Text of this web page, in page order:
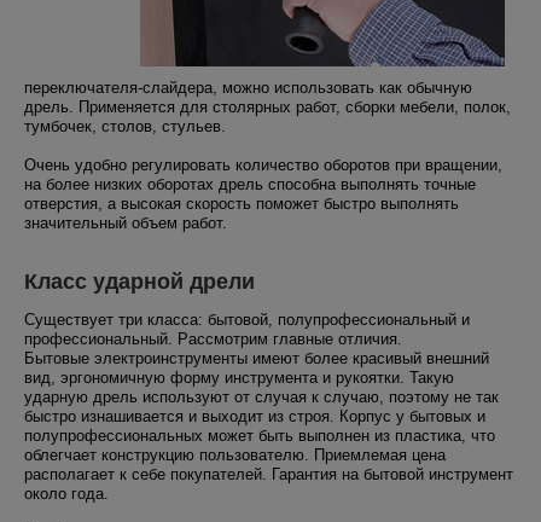
переключателя-слайдера, можно использовать как обычную
дрель. Применяется для столярных работ, сборки мебели, полок,
тумбочек, столов, стульев.
Очень удобно регулировать количество оборотов при вращении,
на более низких оборотах дрель способна выполнять точные
отверстия, а высокая скорость поможет быстро выполнять
значительный объем работ.
Класс ударной дрели
Существует три класса: бытовой, полупрофессиональный и
профессиональный. Рассмотрим главные отличия.
Бытовые электроинструменты имеют более красивый внешний
вид, эргономичную форму инструмента и рукоятки. Такую
ударную дрель используют от случая к случаю, поэтому не так
быстро изнашивается и выходит из строя. Корпус у бытовых и
полупрофессиональных может быть выполнен из пластика, что
облегчает конструкцию пользователю. Приемлемая цена
располагает к себе покупателей. Гарантия на бытовой инструмент
около года.